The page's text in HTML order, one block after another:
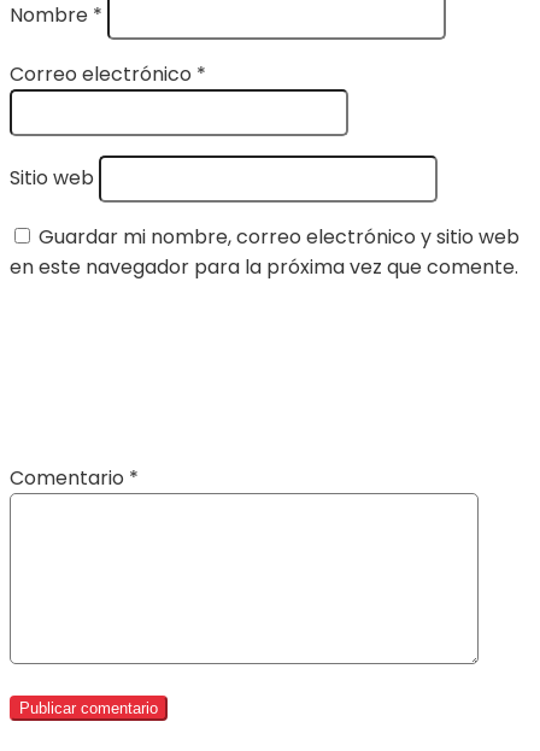
Nombre *
Correo electrónico *
Sitio web
Guardar mi nombre, correo electrónico y sitio web
en este navegador para la próxima vez que comente.
Comentario *